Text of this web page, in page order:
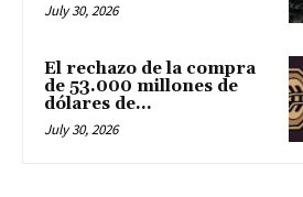
July 30, 2026
El rechazo de la compra
de 53.000 millones de
dólares de...
July 30, 2026